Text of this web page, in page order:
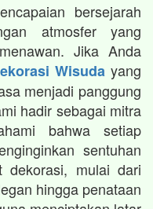
bersejarah
atmosfer yang
Jika Anda
Wisuda yang
menjadi panggung
hadir sebagai mitra
bahwa setiap
sentuhan
dekorasi, mulai dari
hingga penataan